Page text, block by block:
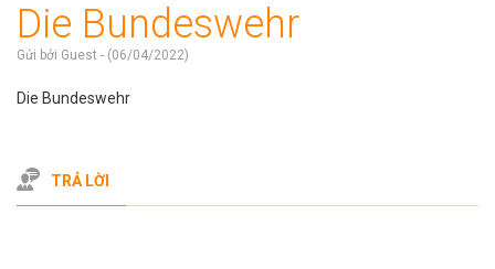
Die Bundeswehr
Gửi bởi Guest - (06/04/2022)
Die Bundeswehr
TRẢ LỜI